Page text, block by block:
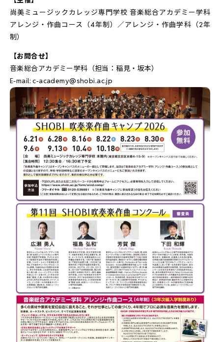
尚美ミュージックカレッジ専門学校 音楽総合アカデミー学科
アレンジ・作曲コース（4年制）／アレンジ・作曲学科（2年
制）
【お問合せ】
音楽総合アカデミー学科（担当：稲見・坂本）
E-mail:c-academy@shobi.ac.jp